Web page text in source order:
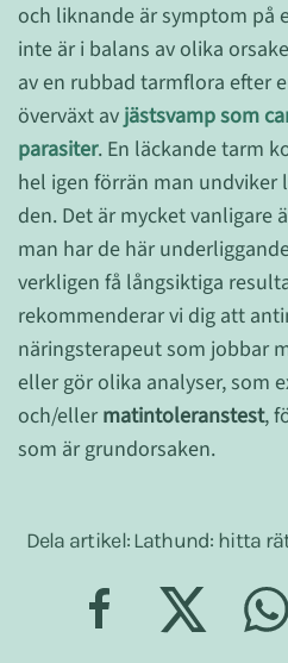
och liknande är symptom på
inte är i balans av olika
av en rubbad tarmflora efter
överväxt av jästsvamp som
parasiter. En läckande tarm
hel igen förrän man
den. Det är mycket vanligare
man har de här
verkligen få långsiktiga
rekommenderar vi dig att
näringsterapeut som jobbar
eller gör olika analyser, som
och/ellermatintoleranstest,
som är grundorsaken.
Dela artikel: Lathund: hitta